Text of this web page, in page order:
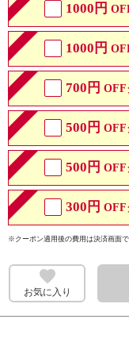
1000円
1000円
700円 OFF
500円 OFF
500円 OFF
300円 OFF
※クーポン適用後の費用は決済画面
お気に入り